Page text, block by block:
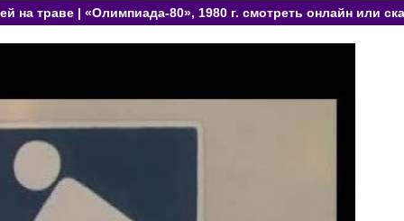
на траве | «Олимпиада-80», 1980 г. смотреть онлайн или